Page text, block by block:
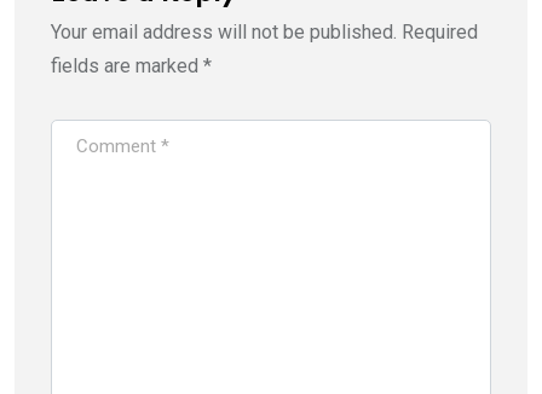
Your email address will not be published. Required
fields are marked *